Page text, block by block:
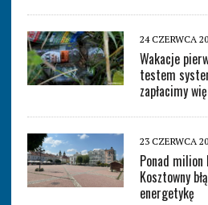
24 CZERWCA
Wakacje
testem
zapłacimy
23 CZERWCA
Ponad
Kosztowny
energetykę